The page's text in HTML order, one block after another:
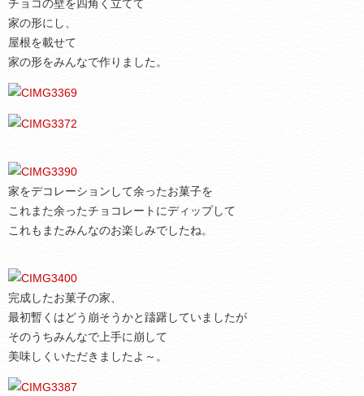
チョコの壁を四角く立てて
家の形にし、
屋根を載せて
家の形をみんなで作りました。
家をデコレーションして余ったお菓子を
これまた余ったチョコレートにディップして
これもまたみんなのお楽しみでしたね。
完成したお菓子の家、
最初暫くはどう崩そうかと躊躇していましたが
そのうちみんなで上手に崩して
美味しくいただきましたよ～。